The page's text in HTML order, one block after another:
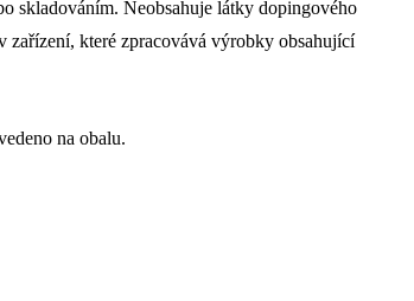
skladováním. Neobsahuje látky dopingového
zařízení, které zpracovává výrobky obsahující
na obalu.